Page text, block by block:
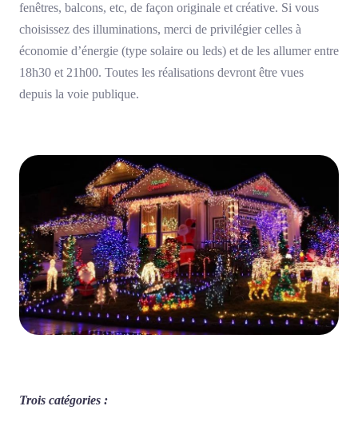
fenêtres, balcons, etc, de façon originale et créative. Si vous
choisissez des illuminations, merci de privilégier celles à
économie d’énergie (type solaire ou leds) et de les allumer entre
18h30 et 21h00. Toutes les réalisations devront être vues
depuis la voie publique.
Trois catégories :